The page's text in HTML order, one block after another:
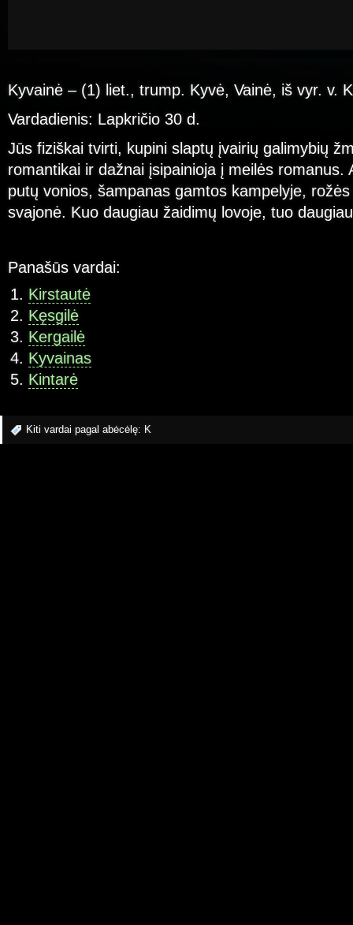
Kyvainė – (1) liet., trump. Kyvė, Vainė, iš vyr. v.
Vardadienis: Lapkričio 30 d.
Jūs fiziškai tvirti, kupini slaptų įvairių galimybių
romantikai ir dažnai įsipainioja į meilės romanus.
putų vonios, šampanas gamtos kampelyje,
svajonė. Kuo daugiau žaidimų lovoje, tuo
Panašūs vardai:
Kirstautė
Kęsgilė
Kergailė
Kyvainas
Kintarė
Kiti vardai pagal abėcėlę: K